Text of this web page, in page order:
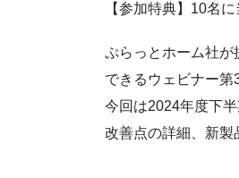
【参加特典】10名
ぷらっとホーム社が
できるウェビナー第
今回は2024年度下
改善点の詳細、新製